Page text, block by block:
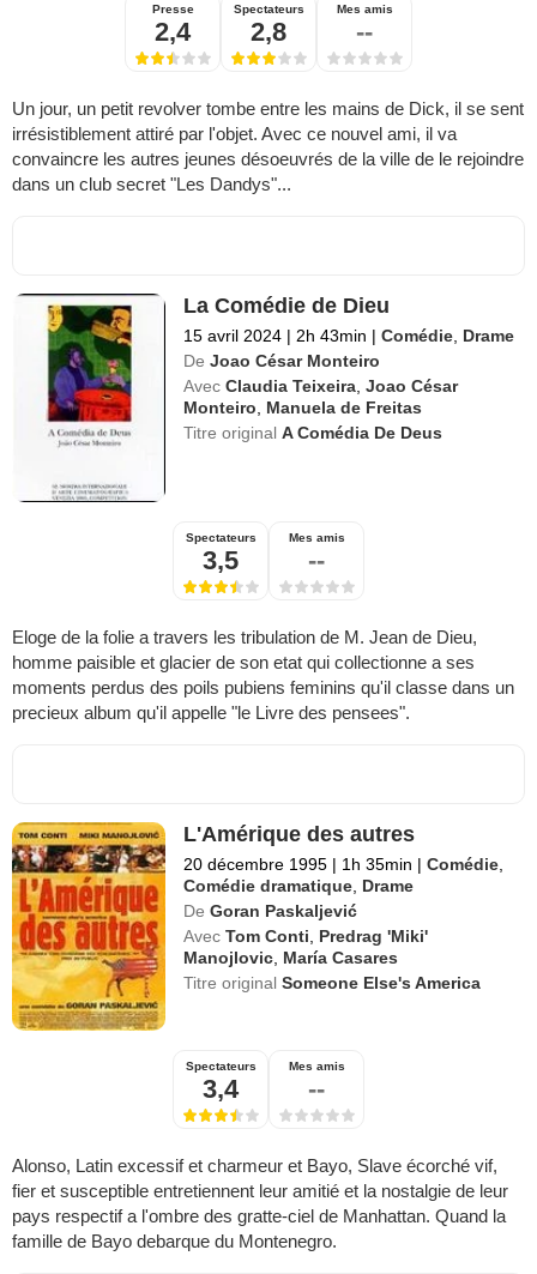
Presse
2,4
Spectateurs
2,8
Mes amis
--
Un jour, un petit revolver tombe entre les mains de Dick, il se sent
irrésistiblement attiré par l'objet. Avec ce nouvel ami, il va
convaincre les autres jeunes désoeuvrés de la ville de le rejoindre
dans un club secret "Les Dandys"...
La Comédie de Dieu
15 avril 2024 | 2h 43min | Comédie Drame
De Joao César Monteiro
Avec Claudia Teixeira ,Joao César
Monteiro
Manuela de Freitas
Titre originalA Comédia De Deus
Spectateurs
3,5
Mes amis
--
Eloge de la folie a travers les tribulation de M. Jean de Dieu,
homme paisible et glacier de son etat qui collectionne a ses
moments perdus des poils pubiens feminins qu'il classe dans un
precieux album qu'il appelle "le Livre des pensees".
L'Amérique des autres
20 décembre 1995 | 1h 35min | Comédie
Comédie dramatique Drame
De Goran Paskaljević
Avec Tom Conti
Predrag 'Miki'
Manojlovic María Casares
Titre originalSomeone Else's America
Spectateurs
3,4
Mes amis
--
Alonso, Latin excessif et charmeur et Bayo, Slave écorché vif,
fier et susceptible entretiennent leur amitié et la nostalgie de leur
pays respectif a l'ombre des gratte-ciel de Manhattan. Quand la
famille de Bayo debarque du Montenegro.